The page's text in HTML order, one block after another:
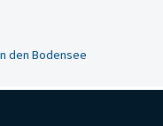
den Bodensee